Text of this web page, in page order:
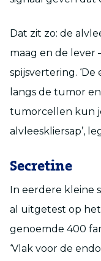
Dat zit zo: de
maag en de lever
spijsvertering.
langs de tumor
tumorcellen kun
alvleeskliersap’,
Secretine
In eerdere kleine
al uitgetest op
genoemde 400
‘Vlak voor de